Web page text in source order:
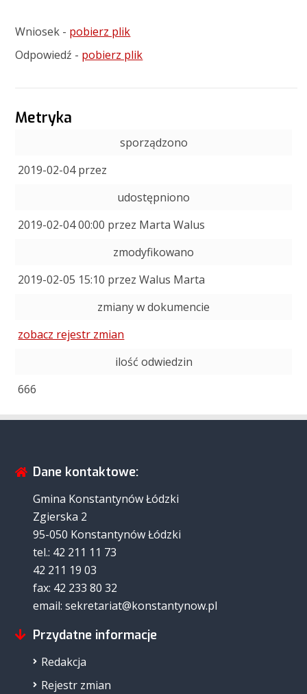
Wniosek - pobierz plik
Odpowiedź - pobierz plik
Metryka
sporządzono
2019-02-04 przez
udostępniono
2019-02-04 00:00 przez Marta Walus
zmodyfikowano
2019-02-05 15:10 przez Walus Marta
zmiany w dokumencie
zobacz rejestr zmian
ilość odwiedzin
666
Dane kontaktowe:
Gmina Konstantynów Łódzki
Zgierska 2
95-050 Konstantynów Łódzki
tel.: 42 211 11 73
42 211 19 03
fax: 42 233 80 32
email: sekretariat@konstantynow.pl
Przydatne informacje
Redakcja
Rejestr zmian